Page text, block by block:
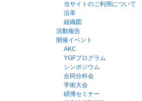
当サイトのご利用について
沿革
組織図
活動報告
開催イベント
AKC
YGFプログラム
シンポジウム
合同分科会
学術大会
碩博セミナー